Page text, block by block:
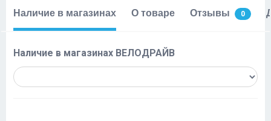
Наличие в магазинах О товаре Отзывы 0
Наличие в магазинах ВЕЛОДРАЙВ